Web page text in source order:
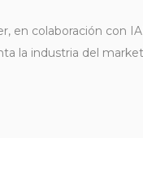
en colaboración con
la industria del